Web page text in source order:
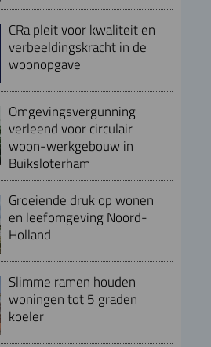
CRa pleit voor kwaliteit en
verbeeldingskracht in de
woonopgave
Omgevingsvergunning
verleend voor circulair
woon-werkgebouw in
Buiksloterham
Groeiende druk op wonen
en leefomgeving Noord-
Holland
Slimme ramen houden
woningen tot 5 graden
koeler